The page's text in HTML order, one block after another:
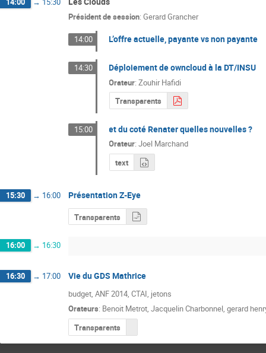
Président de session: Gerard Grancher
14:00 L’offre actuelle, payante vs non payante
14:30 Déploiement de owncloud à la DT/INSU
Orateur:Zouhir Hafidi
Transparents
15:00 et du coté Renater quelles nouvelles ?
Orateur:Joel Marchand
text
15:30 → 16:00 Présentation Z-Eye
Transparents
16:00 → 16:30
16:30 → 17:00 Vie du GDS Mathrice
budget, ANF 2014, CTAI, jetons
Orateurs: Benoit Metrot, Jacquelin Charbonnel, gerard
Transparents